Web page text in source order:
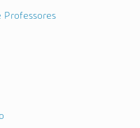
Professores